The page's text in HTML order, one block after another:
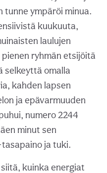
tunne ympäröi minua.
kuukuuta,
laulujen
ryhmän etsijöitä
selkeyttä omalla
kahden lapsen
ja epävarmuuden
numero 2244
minut sen
ja tuki.
kuinka energiat